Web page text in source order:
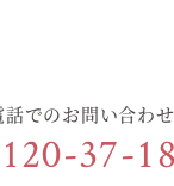
話でのお問い合わせ
37-